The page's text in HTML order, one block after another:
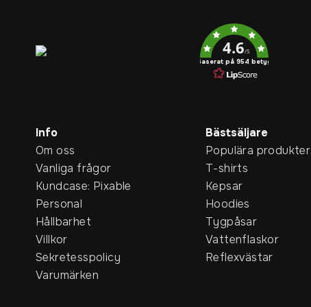
4.6/5
Baserat på 954 betyg
Info
Om oss
Vanliga frågor
Kundcase: Pixable
Personal
Hållbarhet
Villkor
Sekretesspolicy
Varumärken
Bästsäljare
Populära produkter
T-shirts
Kepsar
Hoodies
Tygpåsar
Vattenflaskor
Reflexvästar